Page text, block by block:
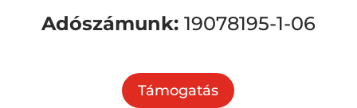
Adószámunk: 19078195-1-06
Támogatás